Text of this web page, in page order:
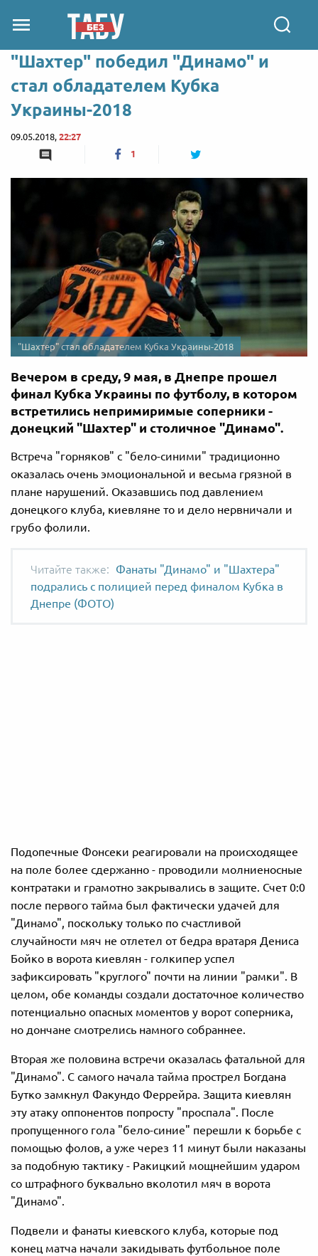
"Шахтер" победил "Динамо" и
стал обладателем Кубка
Украины-2018
09.05.2018, 22:27
1
"Шахтер" стал обладателем Кубка Украины-2018
Вечером в среду, 9 мая, в Днепре прошел
финал Кубка Украины по футболу, в котором
встретились непримиримые соперники -
донецкий "Шахтер" и столичное "Динамо".
Встреча "горняков" с "бело-синими" традиционно
оказалась очень эмоциональной и весьма грязной в
плане нарушений. Оказавшись под давлением
донецкого клуба, киевляне то и дело нервничали и
грубо фолили.
Фанаты "Динамо" и "Шахтера"
подрались с полицией перед финалом Кубка в
Днепре (ФОТО)
Подопечные Фонсеки реагировали на происходящее
на поле более сдержанно - проводили молниеносные
контратаки и грамотно закрывались в защите. Счет 0:0
после первого тайма был фактически удачей для
"Динамо", поскольку только по счастливой
случайности мяч не отлетел от бедра вратаря Дениса
Бойко в ворота киевлян - голкипер успел
зафиксировать "круглого" почти на линии "рамки". В
целом, обе команды создали достаточное количество
потенциально опасных моментов у ворот соперника,
но дончане смотрелись намного собраннее.
Вторая же половина встречи оказалась фатальной для
"Динамо". С самого начала тайма прострел Богдана
Бутко замкнул Факундо Феррейра. Защита киевлян
эту атаку оппонентов попросту "проспала". После
пропущенного гола "бело-синие" перешли к борьбе с
помощью фолов, а уже через 11 минут были наказаны
за подобную тактику - Ракицкий мощнейшим ударом
со штрафного буквально вколотил мяч в ворота
"Динамо".
Подвели и фанаты киевского клуба, которые под
конец матча начали закидывать футбольное поле